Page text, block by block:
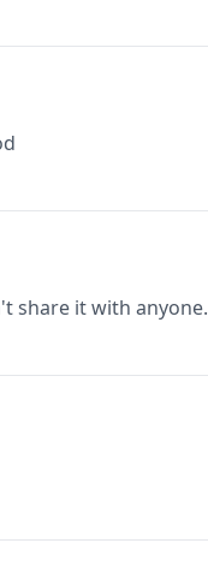
share it with anyone.